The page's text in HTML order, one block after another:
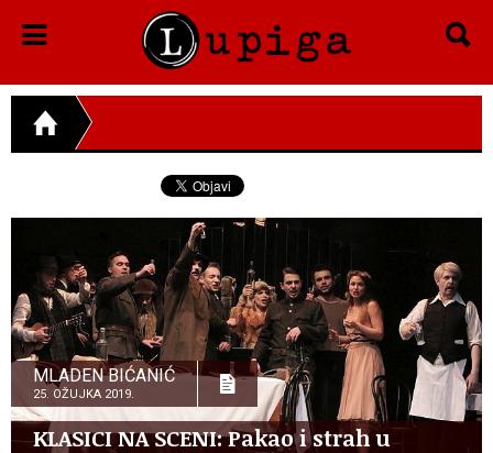
MLADEN BIĆANIĆ
25. OŽUJKA 2019.
KLASICI NA SCENI: Pakao i strah u